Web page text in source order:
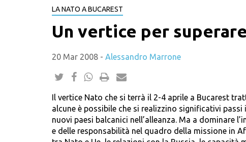
LA NATO A BUCAREST
Un vertice per
20 Mar 2008 - Alessandro Marrone
Il vertice Nato che si terrà il 2-4 aprile a Bucarest
alcune è possibile che si realizzino significativi
nuovi paesi balcanici nell’alleanza. Ma a dominare
e delle responsabilità nel quadro della missione in